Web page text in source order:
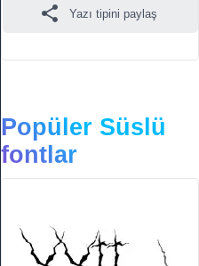
Yazı tipini paylaş
Popüler Süslü
fontlar